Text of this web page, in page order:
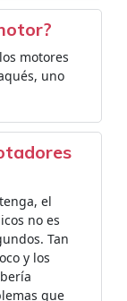
motores
uno
el
no es
Tan
y los
que